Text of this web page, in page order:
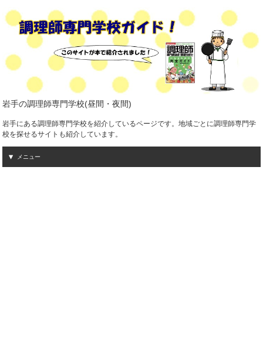
岩手の調理師専門学校(昼間・夜間)
岩手にある調理師専門学校を紹介しているページです。地域ごとに調理師専門学
校を探せるサイトも紹介しています。
メニュー